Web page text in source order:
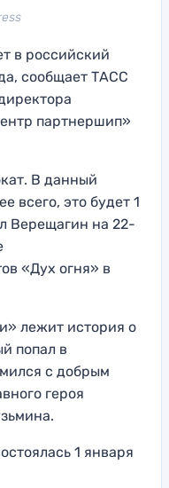
в российский
сообщает ТАСС
партнершип»
В данный
всего, это будет 1
Верещагин на 22-
«Дух огня» в
лежит история о
попал в
с добрым
героя
1 января